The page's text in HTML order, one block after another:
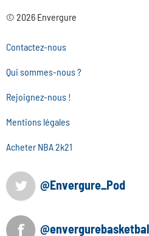
© 2026 Envergure
Contactez-nous
Qui sommes-nous ?
Rejoignez-nous !
Mentions légales
Acheter NBA 2k21
@Envergure_Pod